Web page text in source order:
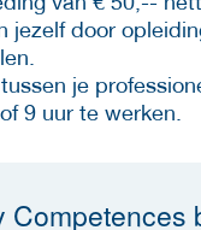
jezelf door
je
9 uur te werken.
Competences